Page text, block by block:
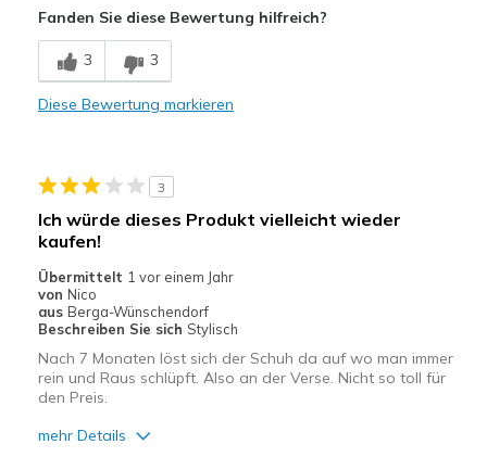
Fanden Sie diese Bewertung hilfreich?
3 3
Diese Bewertung markieren
3
Ich würde dieses Produkt vielleicht wieder
kaufen!
Übermittelt 1 vor einem Jahr
von Nico
aus Berga-Wünschendorf
Beschreiben Sie sich Stylisch
Nach 7 Monaten löst sich der Schuh da auf wo man immer
rein und Raus schlüpft. Also an der Verse. Nicht so toll für
den Preis.
mehr Details